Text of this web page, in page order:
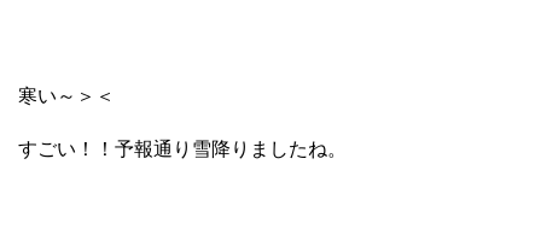
寒い～＞＜
すごい！！予報通り雪降りましたね。